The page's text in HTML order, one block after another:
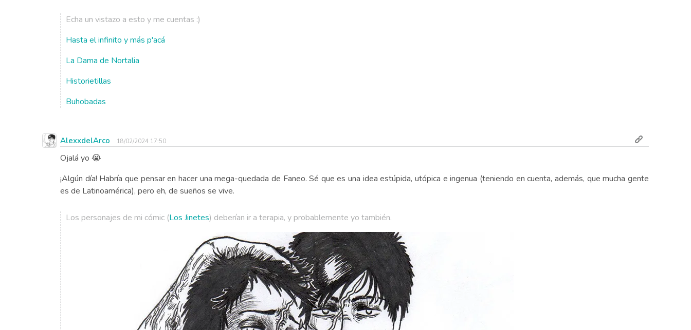
Echa un vistazo a esto y me cuentas :)
Hasta el infinito y más p'acá
La Dama de Nortalia
Historietillas
Buhobadas
AlexxdelArco 18/02/2024 17:50
Ojalá yo 😭
¡Algún día! Habría que pensar en hacer una mega-quedada de Faneo. Sé que es una idea estúpida, utópica e ingenua (teniendo en cuenta, además, que mucha gente
es de Latinoamérica), pero eh, de sueños se vive.
Los personajes de mi cómic (Los Jinetes) deberían ir a terapia, y probablemente yo también.